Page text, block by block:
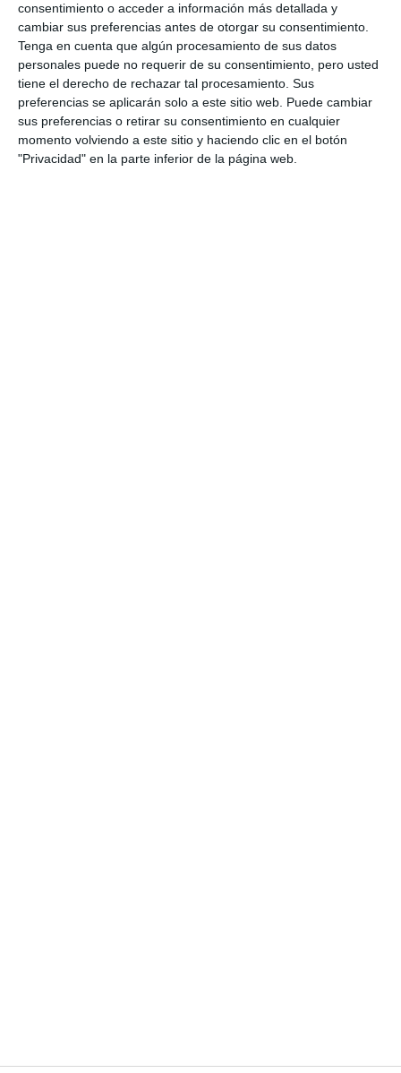
consentimiento o acceder a información más detallada y
cambiar sus preferencias antes de otorgar su consentimiento.
Tenga en cuenta que algún procesamiento de sus datos
personales puede no requerir de su consentimiento, pero usted
tiene el derecho de rechazar tal procesamiento. Sus
preferencias se aplicarán solo a este sitio web. Puede cambiar
sus preferencias o retirar su consentimiento en cualquier
momento volviendo a este sitio y haciendo clic en el botón
"Privacidad" en la parte inferior de la página web.
Familia e Igualdad de
Oportunidades conciencia
sobre la importancia de la salud
mental
ACTUALIDAD